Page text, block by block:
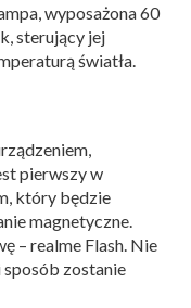
wyposażona 60
sterujący jej
światła.
pierwszy w
który będzie
magnetyczne.
– realme Flash. Nie
zostanie